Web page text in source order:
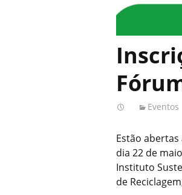
Eventos
Estão
dia 22 de
Instituto
de